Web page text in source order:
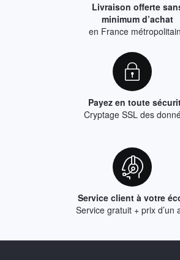
Livraison offerte
minimum d’achat
en France
Payez en toute
Cryptage SSL des
Service client à votre
Service gratuit + prix d’un